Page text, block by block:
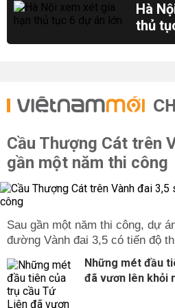
Hà
thủ
Cầu Thượng Cát trên
gần một năm thi công
Sau gần một năm thi công, dự
đường Vành đai 3,5 có tiến độ
Những mét đầu
đã vươn lên khỏi